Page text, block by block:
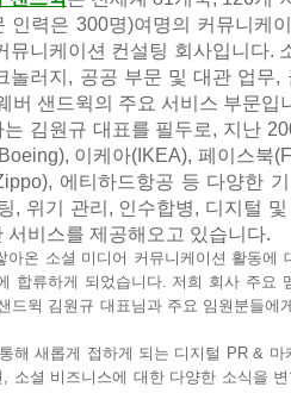
인력은 300명)여명의 커뮤니케
뮤니케이션 컨설팅 회사입니다.
놀러지, 공공 부문 및 대관 업무,
버 샌드윅의 주요 서비스 부문입
김원규 대표를 필두로, 지난
이케아(IKEA), 페이스북
에티하드항공 등 다양한
, 위기 관리, 인수합병, 디지털
서비스를 제공해오고 있습니다.
아온 소셜 미디어 커뮤니케이션 활동에
합류하게 되었습니다. 저희 회사 주요
드윅 김원규 대표님과 주요 임원분들에
해 새롭게 접하게 되는 디지털 PR & 마
, 소셜 비즈니스에 대한 다양한 소식을